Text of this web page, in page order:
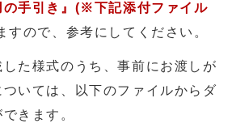
の手引き』(※下記添付ファイル
すので、参考にしてください。
た様式のうち、事前にお渡しが
いては、以下のファイルからダ
きます。